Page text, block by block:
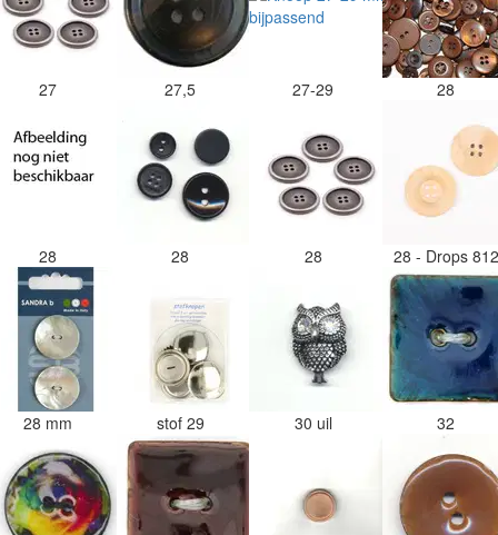
27 27,5 27-29 28
28 28 28 28 - Drops
28 mm stof 29 30 uil 32